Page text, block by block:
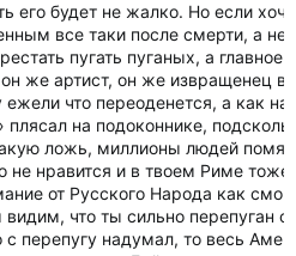
его будет не жалко. Но если
все таки после смерти, а
пугать пуганых, а главное
же артист, он же извращенец
что переоденется, а как
плясал на подоконнике,
ложь, миллионы людей
не нравится и в твоем Риме
от Русского Народа как
что ты сильно перепуган
с перепугу надумал, то весь